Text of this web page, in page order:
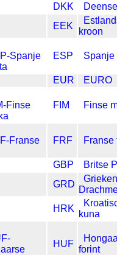
DKK
EEK
kroon
ESP Spanje
EUR EURO
FIM Finse
FRF Franse
GBP
Britse
GRD
HRK
kuna
HUF
forint